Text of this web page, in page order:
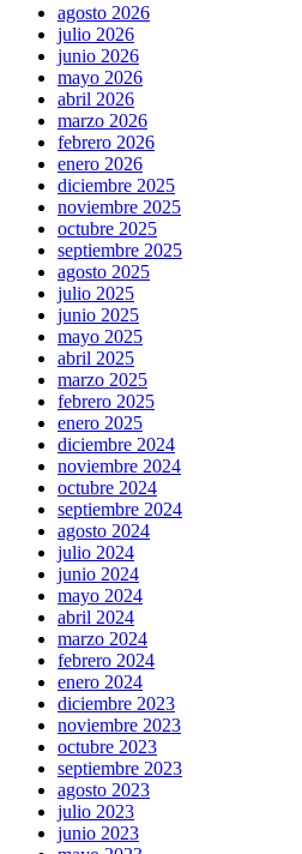
agosto 2026
julio 2026
junio 2026
mayo 2026
abril 2026
marzo 2026
febrero 2026
enero 2026
diciembre 2025
noviembre 2025
octubre 2025
septiembre 2025
agosto 2025
julio 2025
junio 2025
mayo 2025
abril 2025
marzo 2025
febrero 2025
enero 2025
diciembre 2024
noviembre 2024
octubre 2024
septiembre 2024
agosto 2024
julio 2024
junio 2024
mayo 2024
abril 2024
marzo 2024
febrero 2024
enero 2024
diciembre 2023
noviembre 2023
octubre 2023
septiembre 2023
agosto 2023
julio 2023
junio 2023